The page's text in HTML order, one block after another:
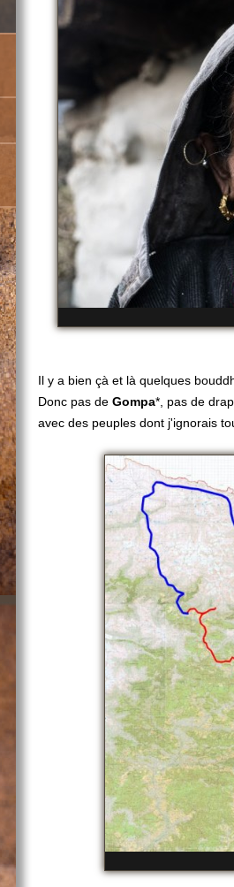
Il y a bien çà et là quelques
Donc pas de Gompa*, pas de
avec des peuples dont j'ignorais